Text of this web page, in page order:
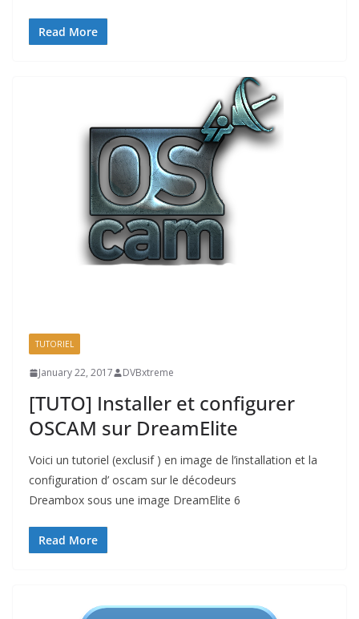
Read More
TUTORIEL
January 22, 2017 DVBxtreme
[TUTO] Installer et configurer
OSCAM sur DreamElite
Voici un tutoriel (exclusif ) en image de l’installation et la
configuration d’ oscam sur le décodeurs
Dreambox sous une image DreamElite 6
Read More